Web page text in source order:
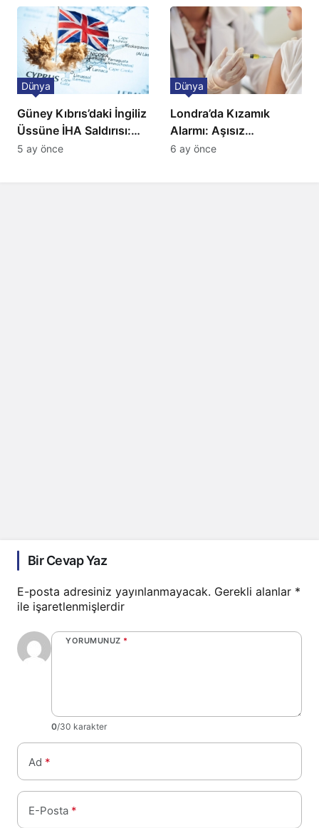
Düzenleme sahnede
Güney Kıbrıs’daki İngiliz
Üssüne İHA Saldırısı:
Patlama, Sirenler ve
Dünya
5 ay önce
Londra’da Kızamık
Alarmı: Aşısız
Öğrenciler Okullardan
Dünya
6 ay önce
Bir Cevap Yaz
E-posta adresiniz yayınlanmayacak. Gerekli alanlar *
ile işaretlenmişlerdir
YORUMUNUZ *
0/30 karakter
Ad *
E-Posta *